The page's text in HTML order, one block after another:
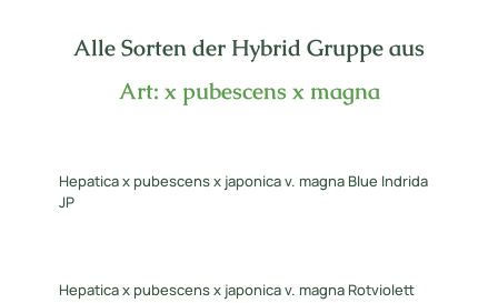
Alle Sorten der Hybrid Gruppe aus
Art: x pubescens x magna
Hepatica x pubescens x japonica v. magna Blue Indrida
JP
Hepatica x pubescens x japonica v. magna Rotviolett